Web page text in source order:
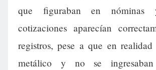
que figuraban en
cotizaciones aparecían
registros, pese a que en
metálico y no se